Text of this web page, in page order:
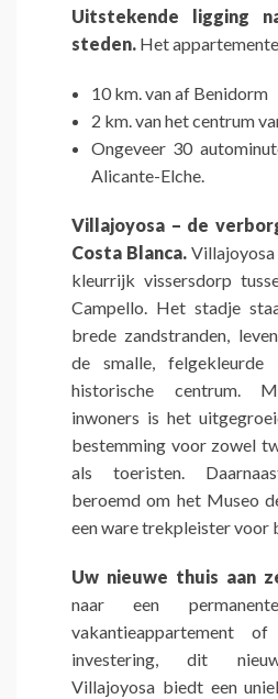
Uitstekende ligging
steden. Het
10 km. van af Benidorm
2 km. van het centrum
Ongeveer 30
Alicante-Elche.
Villajoyosa – de
Costa Blanca.Villajoyosa
kleurrijk vissersdorp
Campello. Het stadje
brede zandstranden,
de smalle,
historische centrum.
inwoners is het
bestemming voor zowel
als toeristen.
beroemd om het Museo
een ware trekpleister voor
Uw nieuwe thuis aan
naar een
vakantieappartement
investering, dit
Villajoyosa biedt een